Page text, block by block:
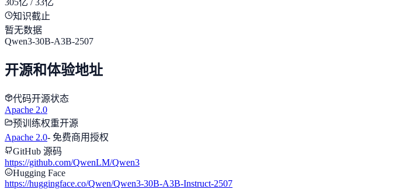
知识截止
暂无数据
Qwen3-30B-A3B-2507
开源和体验地址
代码开源状态
Apache 2.0
预训练权重开源
Apache 2.0- 免费商用授权
GitHub 源码
https://github.com/QwenLM/Qwen3
Hugging Face
https://huggingface.co/Qwen/Qwen3-30B-A3B-Instruct-2507